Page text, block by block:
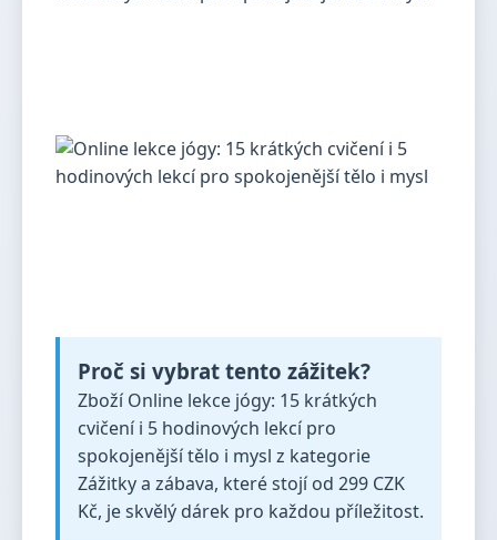
Proč si vybrat tento zážitek?
Zboží Online lekce jógy: 15 krátkých
cvičení i 5 hodinových lekcí pro
spokojenější tělo i mysl z kategorie
Zážitky a zábava, které stojí od 299 CZK
Kč, je skvělý dárek pro každou příležitost.